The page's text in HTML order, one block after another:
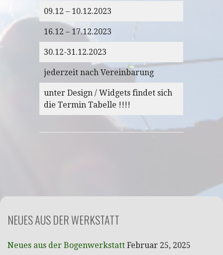
09.12 – 10.12.2023
16.12 – 17.12.2023
30.12-31.12.2023
jederzeit nach Vereinbarung
unter Design / Widgets findet sich
die Termin Tabelle !!!!
NEUES AUS DER WERKSTATT
Neues aus der Bogenwerkstatt Februar 25, 2025